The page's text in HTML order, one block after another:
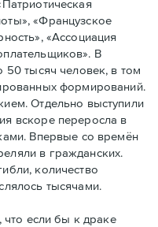
«Французское
«Ассоциация
В
50 тысяч человек, в том
формирований.
Отдельно выступили
вскоре переросла в
Впервые со времён
в гражданских.
количество
тысячами.
что если бы к драке